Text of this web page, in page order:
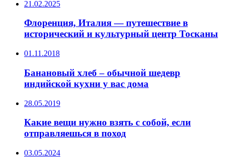
21.02.2025
Флоренция, Италия — путешествие в
исторический и культурный центр Тосканы
01.11.2018
Банановый хлеб – обычной шедевр
индийской кухни у вас дома
28.05.2019
Какие вещи нужно взять с собой, если
отправляешься в поход
03.05.2024